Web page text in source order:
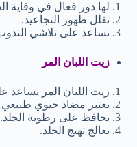
لها دور فعال في وقاية
تقلل ظهور التجاعيد.
تساعد على تلاشي الندوب
زيت اللبان المر
زيت اللبان المر يساعد
يعتبر مضاد حيوي
يحافظ على رطوبة الجلد.
يعالج تهيج الجلد.